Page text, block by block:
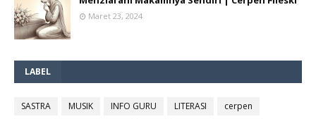
Maret 23, 2024
LABEL
SASTRA MUSIK INFO GURU LITERASI
cerpen